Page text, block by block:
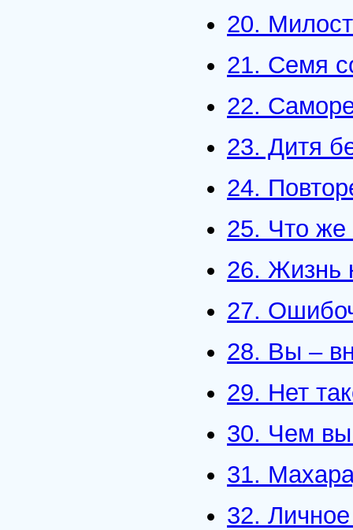
20.
21. Семя
22.
23. Дитя
24.
25. Что
26. Жизнь
27.
28. Вы –
29. Нет
30. Чем вы
31.
32.